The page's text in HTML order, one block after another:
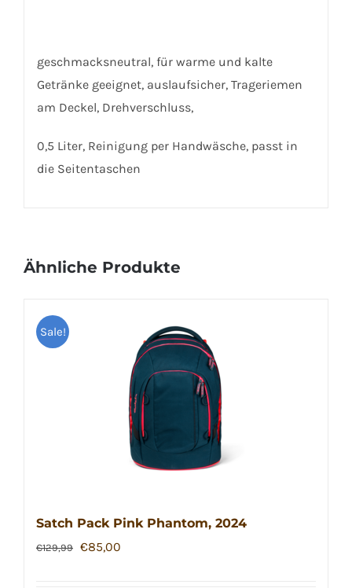
geschmacksneutral, für warme und kalte
Getränke geeignet, auslaufsicher, Trageriemen
am Deckel, Drehverschluss,
0,5 Liter, Reinigung per Handwäsche, passt in
die Seitentaschen
Ähnliche Produkte
Sale!
Satch Pack Pink Phantom, 2024
€129,99 Ursprünglicher
€85,00